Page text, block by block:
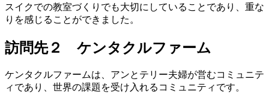
スイクでの教室づくりでも大切にしていることであり、重な
りを感じることができました。
訪問先２ ケンタクルファーム
ケンタクルファームは、アンとテリー夫婦が営むコミュニテ
ィであり、世界の課題を受け入れるコミュニティです。